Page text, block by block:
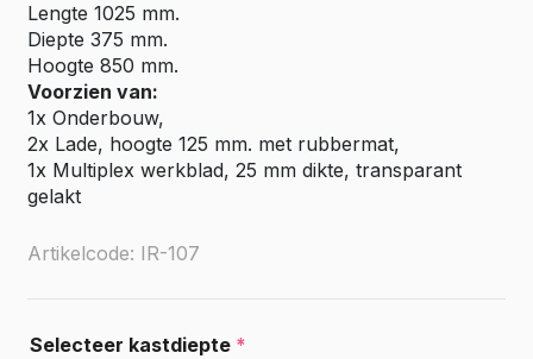
Lengte 1025 mm.
Diepte 375 mm.
Hoogte 850 mm.
Voorzien van:
1x Onderbouw,
2x Lade, hoogte 125 mm. met rubbermat,
1x Multiplex werkblad, 25 mm dikte, transparant
gelakt
Artikelcode: IR-107
Selecteer kastdiepte *